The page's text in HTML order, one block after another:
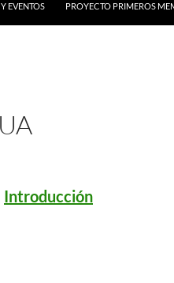
EVENTOS PROYECTO PRIMEROS
Introducción